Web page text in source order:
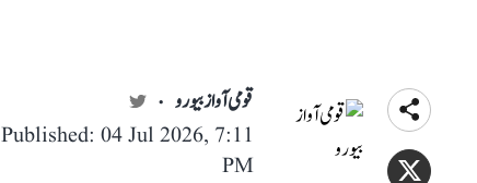
قومی آواز بیورو
Published: 04 Jul 2026, 7:11
PM